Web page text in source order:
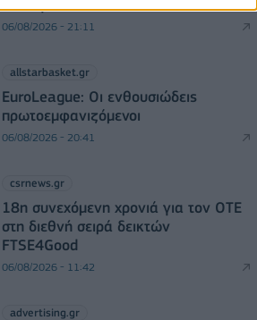
06/08/2026 - 21:11
allstarbasket.gr
EuroLeague: Οι ενθουσιώδεις
πρωτοεμφανιζόμενοι
06/08/2026 - 20:41
csrnews.gr
18η συνεχόμενη χρονιά για τον ΟΤΕ
στη διεθνή σειρά δεικτών
FTSE4Good
06/08/2026 - 11:42
advertising.gr